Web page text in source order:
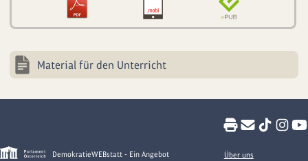
Material für den Unterricht
DemokratieWEBstatt - Ein Angebot Über uns